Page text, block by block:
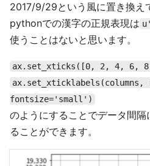
2017/9/29という風に置き換え
pythonでの漢字の正規表現は
使うことはないと思います。
ax.set_xticks([0, 2, 4, 6,
ax.set_xticklabels(columns,
fontsize='small')
のようにすることでデータ間
ることができます。